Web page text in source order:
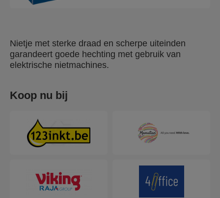
Nietje met sterke draad en scherpe uiteinden
garandeert goede hechting met gebruik van
elektrische nietmachines.
Koop nu bij